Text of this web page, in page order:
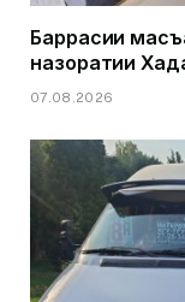
Баррасии
назоратии
07.08.2026